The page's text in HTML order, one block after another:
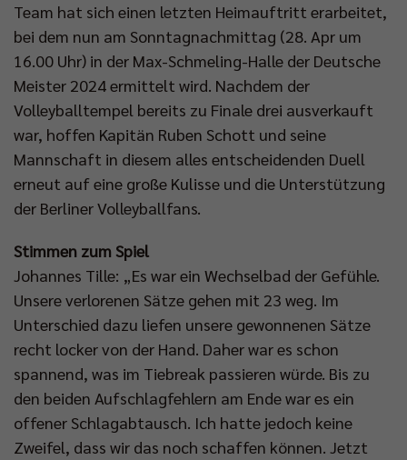
Team hat sich einen letzten Heimauftritt erarbeitet,
bei dem nun am Sonntagnachmittag (28. Apr um
16.00 Uhr) in der Max-Schmeling-Halle der Deutsche
Meister 2024 ermittelt wird. Nachdem der
Volleyballtempel bereits zu Finale drei ausverkauft
war, hoffen Kapitän Ruben Schott und seine
Mannschaft in diesem alles entscheidenden Duell
erneut auf eine große Kulisse und die Unterstützung
der Berliner Volleyballfans.
Stimmen zum Spiel
Johannes Tille: „Es war ein Wechselbad der Gefühle.
Unsere verlorenen Sätze gehen mit 23 weg. Im
Unterschied dazu liefen unsere gewonnenen Sätze
recht locker von der Hand. Daher war es schon
spannend, was im Tiebreak passieren würde. Bis zu
den beiden Aufschlagfehlern am Ende war es ein
offener Schlagabtausch. Ich hatte jedoch keine
Zweifel, dass wir das noch schaffen können. Jetzt